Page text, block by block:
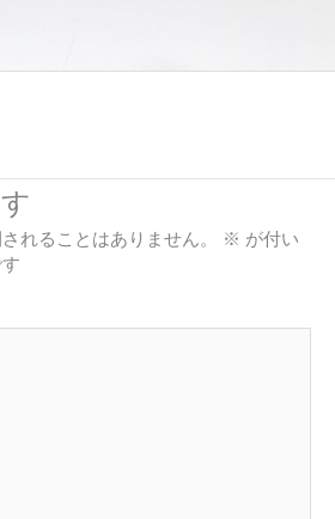
れることはありません。 ※ が付い